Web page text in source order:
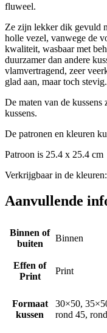
fluweel.
Ze zijn lekker dik gevuld
holle vezel, vanwege de
kwaliteit, wasbaar met
duurzamer dan andere
vlamvertragend, zeer
glad aan, maar toch stevig.
De maten van de kussens
kussens.
De patronen en kleuren
Patroon is 25.4 x 25.4 cm
Verkrijgbaar in de
Aanvullende
Binnen of
buiten
Binnen
Effen of
Print
Print
Formaat
kussen
30×50,
rond 45,